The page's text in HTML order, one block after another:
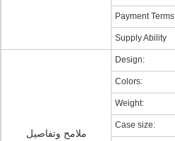
Payment Terms
Supply Ability
ملامح وتفاصيل
Design:
Colors:
Weight:
Case size: